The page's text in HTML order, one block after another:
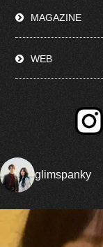
MAGAZINE
WEB
glimspanky